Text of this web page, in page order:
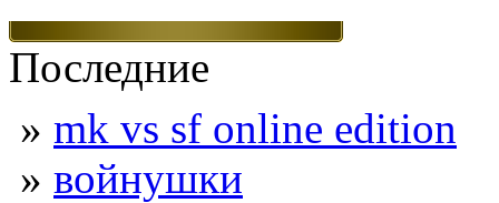
Последние
» mk vs sf online edition
» войнушки